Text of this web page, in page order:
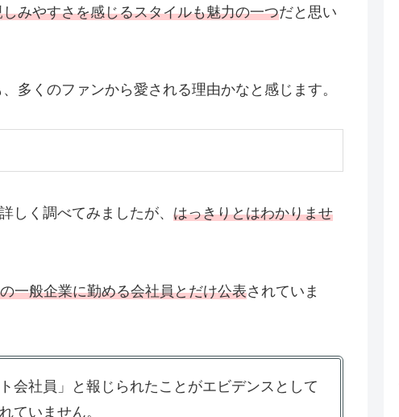
しみやすさを感じるスタイルも魅力の一つだと思い
多くのファンから愛される理由かなと感じます。
しく調べてみましたが、 はっきりとはわかりませ
一般企業に勤める会社員とだけ公表されていま
会社員」と報じられたことがエビデンスとして
ていません。